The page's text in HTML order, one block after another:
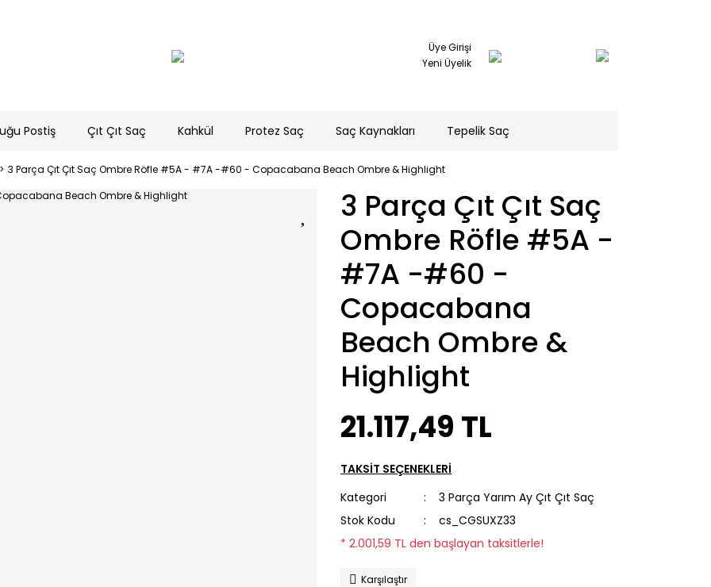
Üye Girişi
Yeni Üyelik
Postiş Çıt Çıt Saç Kahkül Protez Saç Saç Kaynakları Tepelik Saç
3 Parça Çıt Çıt Saç Ombre Röfle #5A - #7A -#60 - Copacabana Beach Ombre & Highlight
3 Parça Çıt Çıt Saç
Ombre Röfle #5A -
#7A -#60 -
Copacabana
Beach Ombre &
Highlight
21.117,49 TL
TAKSİT SEÇENEKLERİ
Kategori
3 Parça Yarım Ay Çıt Çıt Saç
Stok Kodu
cs_CGSUXZ33
* 2.001,59 TL den başlayan taksitlerle!
Karşılaştır